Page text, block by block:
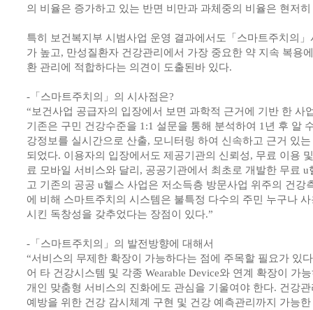
의 비율은 증가하고 있는 반면 비만과 과체중의 비율은 현저
특히 보건복지부 시범사업 운영 결과에서도「스마트주치의
가 높고, 만성질환자 건강관리에서 가장 중요한 약 지속 복용
환 관리에 적합하다는 의견이 도출된바 있다.
-「스마트주치의」의 시사점은?
“보건사업 공급자의 입장에서 보면 과학적 근거에 기반 한 사
기존은 구민 건강수준을 1:1 설문을 통해 분석하여 1년 후 알
강정보를 실시간으로 산출, 모니터링 하여 신속하고 근거 있
되었다. 이용자의 입장에서도 제공기관의 신뢰성, 무료 이용
료 모바일 서비스와 달리, 공공기관에서 최초로 개발한 무료
고 기존의 공공 u헬스 사업은 저소득층 방문사업 위주의 건강
에 비해 스마트주치의 시스템은 불특정 다수의 주민 누구나
시킨 독창성을 갖추었다는 장점이 있다.”
-「스마트주치의」의 발전방향에 대해서
“서비스의 무제한 확장이 가능하다는 점에 주목할 필요가 있
어 타 건강시스템 및 각종 Wearable Device와 연계 확장이 가
개인 맞춤형 서비스의 진화에도 관심을 기울여야 한다. 건강
예방을 위한 건강 감시체계 구현 및 건강 예측관리까지 가능